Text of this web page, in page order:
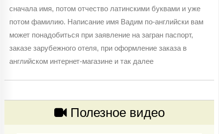
сначала имя, потом отчество латинскими буквами и уже
потом фамилию. Написание имя Вадим по-английски вам
может понадобиться при заявление на загран паспорт,
заказе зарубежного отеля, при оформление заказа в
английском интернет-магазине и так далее
Полезное видео